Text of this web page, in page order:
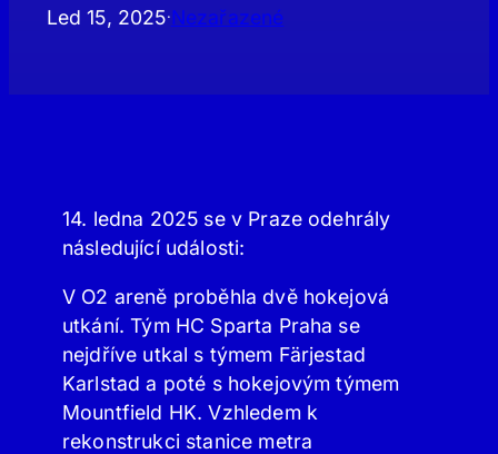
Led 15, 2025·Nezařazené
14. ledna 2025 se v Praze odehrály
následující události:
V O2 areně proběhla dvě hokejová
utkání. Tým HC Sparta Praha se
nejdříve utkal s týmem Färjestad
Karlstad a poté s hokejovým týmem
Mountfield HK. Vzhledem k
rekonstrukci stanice metra